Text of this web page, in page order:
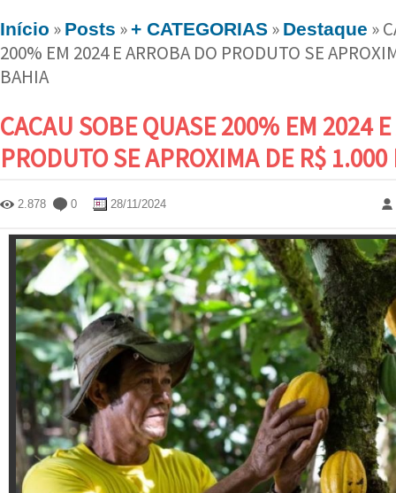
Início » Posts »+ CATEGORIAS » Destaque »
200% EM 2024 E ARROBA DO PRODUTO SE
BAHIA
CACAU SOBE QUASE 200% EM 2024
PRODUTO SE APROXIMA DE R$
2.878 0 28/11/2024